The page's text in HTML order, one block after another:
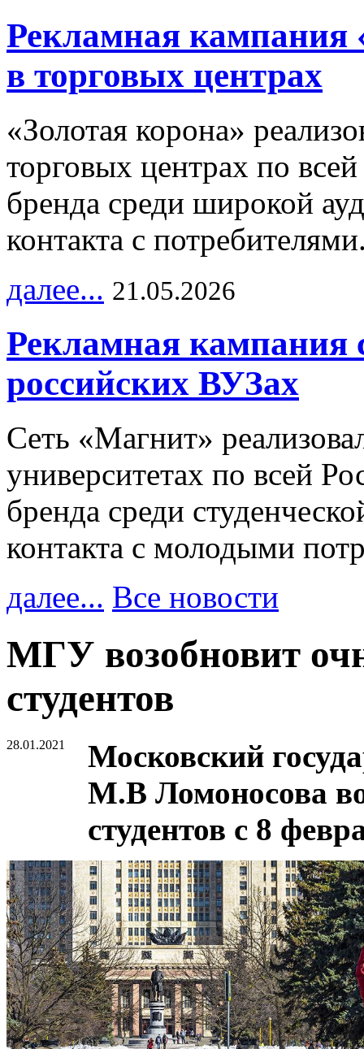
Рекламная кампания
в торговых центрах
«Золотая корона»
торговых центрах по
бренда среди широкой
контакта с
далее... 21.05.2026
Рекламная кампания
российских ВУЗах
Сеть «Магнит»
университетах по всей
бренда среди
контакта с молодыми
далее... Все новости
МГУ возобновит
студентов
28.01.2021
Московский
М.В Ломоносова
студентов с 8